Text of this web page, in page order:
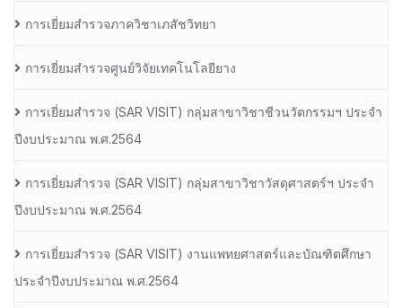
การเยี่ยมสำรวจภาควิชาเภสัชวิทยา
การเยี่ยมสำรวจศูนย์วิจัยเทคโนโลยียาง
การเยี่ยมสํารวจ (SAR VISIT) กลุ่มสาขาวิชาชีวนวัตกรรมฯ ประจํา
ปีงบประมาณ พ.ศ.2564
การเยี่ยมสํารวจ (SAR VISIT) กลุ่มสาขาวิชาวัสดุศาสตร์ฯ ประจํา
ปีงบประมาณ พ.ศ.2564
การเยี่ยมสํารวจ (SAR VISIT) งานแพทยศาสตร์และบัณฑิตศึกษา
ประจําปีงบประมาณ พ.ศ.2564